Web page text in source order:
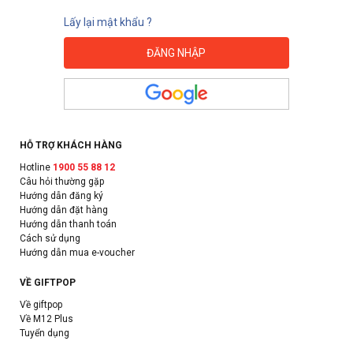
Lấy lại mật khẩu ?
HỖ TRỢ KHÁCH HÀNG
Hotline 1900 55 88 12
Câu hỏi thường gặp
Hướng dẫn đăng ký
Hướng dẫn đặt hàng
Hướng dẫn thanh toán
Cách sử dụng
Hướng dẫn mua e-voucher
VỀ GIFTPOP
Về giftpop
Về M12 Plus
Tuyển dụng